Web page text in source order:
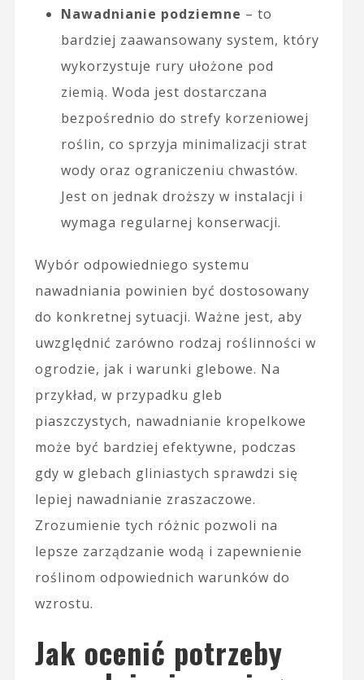
Nawadnianie podziemne – to
bardziej zaawansowany system, który
wykorzystuje rury ułożone pod
ziemią. Woda jest dostarczana
bezpośrednio do strefy korzeniowej
roślin, co sprzyja minimalizacji strat
wody oraz ograniczeniu chwastów.
Jest on jednak droższy w instalacji i
wymaga regularnej konserwacji.
Wybór odpowiedniego systemu
nawadniania powinien być dostosowany
do konkretnej sytuacji. Ważne jest, aby
uwzględnić zarówno rodzaj roślinności w
ogrodzie, jak i warunki glebowe. Na
przykład, w przypadku gleb
piaszczystych, nawadnianie kropelkowe
może być bardziej efektywne, podczas
gdy w glebach gliniastych sprawdzi się
lepiej nawadnianie zraszaczowe.
Zrozumienie tych różnic pozwoli na
lepsze zarządzanie wodą i zapewnienie
roślinom odpowiednich warunków do
wzrostu.
Jak ocenić potrzeby